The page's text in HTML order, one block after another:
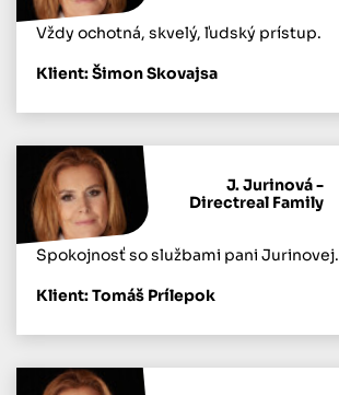
Vždy ochotná, skvelý, ľudský prístup.
Klient: Šimon Skovajsa
J. Jurinová -
Directreal Family
Spokojnosť so službami pani Jurinovej.
Klient: Tomáš Prílepok